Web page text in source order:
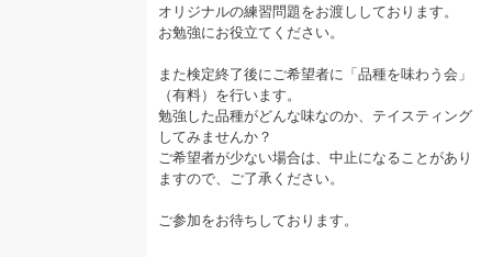
オリジナルの練習問題をお渡ししております。
お勉強にお役立てください。
また検定終了後にご希望者に「品種を味わう会」
（有料）を行います。
勉強した品種がどんな味なのか、テイスティング
してみませんか？
ご希望者が少ない場合は、中止になることがあり
ますので、ご了承ください。
ご参加をお待ちしております。